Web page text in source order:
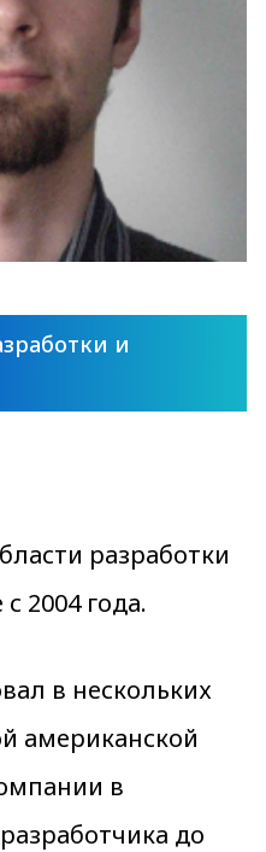
и
разработки
2004 года.
в нескольких
американской
в
до